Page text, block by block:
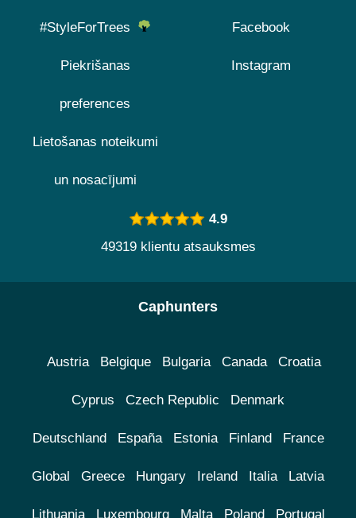
#StyleForTrees
Piekrišanas
preferences
Lietošanas noteikumi
un nosacījumi
Facebook
Instagram
4.9
49319 klientu atsauksmes
Caphunters
Austria Belgique Bulgaria Canada Croatia
Cyprus Czech Republic Denmark
Deutschland España Estonia Finland France
Global Greece Hungary Ireland Italia Latvia
Lithuania Luxembourg Malta Poland Portugal